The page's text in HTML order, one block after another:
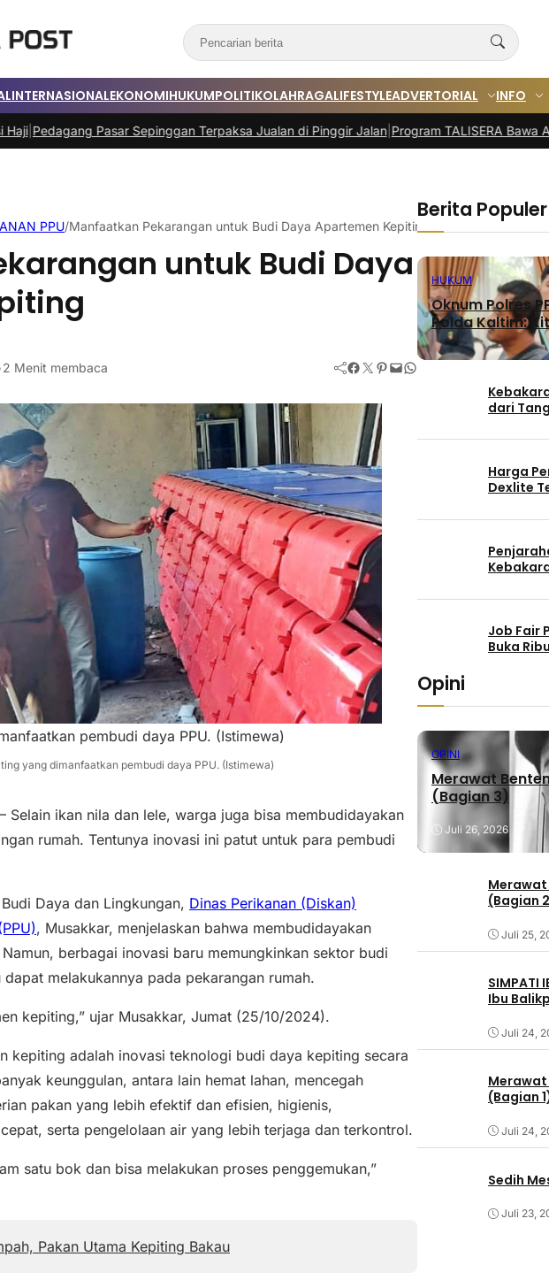
INTERNASIONALEKONOMIHUKUMPOLITIKOLAHRAGALIFESTYLEADVERTORIAL INFO
Sepinggan Terpaksa Jualan di Pinggir Jalan|Program TALISERA Bawa AFT Sepinggan
PPU/Manfaatkan Pekarangan untuk Budi Daya Apartemen Kepiting
untuk Budi Daya
2 Menit membaca Facebook Twitter Pinterest Mail WhatsApp
pembudi daya PPU. (Istimewa)
yang dimanfaatkan pembudi daya PPU. (Istimewa)
Selain ikan nila dan lele, warga juga bisa membudidayakan
rumah. Tentunya inovasi ini patut untuk para pembudi
Daya dan Lingkungan, Dinas Perikanan (Diskan)
, Musakkar, menjelaskan bahwa membudidayakan
berbagai inovasi baru memungkinkan sektor budi
melakukannya pada pekarangan rumah.
kepiting,” ujar Musakkar, Jumat (25/10/2024).
kepiting adalah inovasi teknologi budi daya kepiting secara
keunggulan, antara lain hemat lahan, mencegah
pakan yang lebih efektif dan efisien, higienis,
serta pengelolaan air yang lebih terjaga dan terkontrol.
satu bok dan bisa melakukan proses penggemukan,”
Pakan Utama Kepiting Bakau
Berita Populer
HUKUM
Oknum Polres
Polda Kaltim:
dari
Harga
Dexlite
Job Fair
Buka
Opini
OPINI
Merawat
(Bagian 3)
Juli 26, 2026
Merawat
(Bagian
Juli 25,
SIMPATI
Ibu
Juli 24,
Merawat
(Bagian
Juli 24,
Sedih
Juli 23,